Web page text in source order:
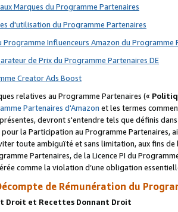
Marques du Programme Partenaires
d'utilisation du Programme Partenaires
Programme Influenceurs Amazon du Programme
de Prix du Programme Partenaires DE
Creator Ads Boost
relatives au Programme Partenaires («
Partenaires d'Amazon et les termes
devront s'entendre tels que définis
la Participation au Programme Partenaires,
toute ambiguïté et sans limitation, aux fins
Partenaires, de la Licence PI du
comme la violation d’une obligation
de Rémunération du
Droit et Recettes Donnant Droit